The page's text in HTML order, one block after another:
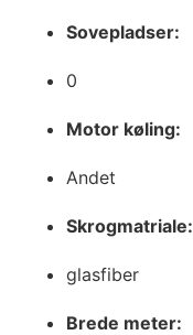
Sovepladser:
0
Motor køling:
Andet
Skrogmatriale:
glasfiber
Brede meter: